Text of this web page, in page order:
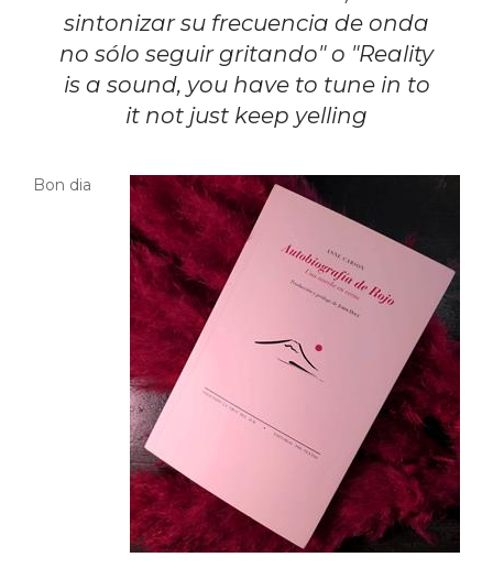
sintonizar su frecuencia de onda
no sólo seguir gritando" o "Reality
is a sound, you have to tune in to
it not just keep yelling
Bon dia